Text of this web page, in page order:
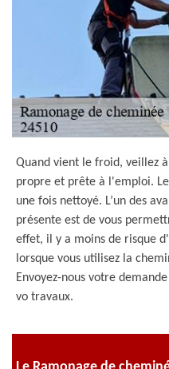
Quand vient le froid, veillez
propre et prête à l'emploi.
une fois nettoyé. L’un des
présente est de vous
effet, il y a moins de risque
lorsque vous utilisez la
Envoyez-nous votre
vo travaux.